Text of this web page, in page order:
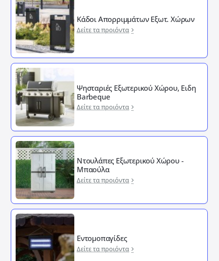
Κάδοι Απορριμμάτων Εξωτ. Χώρων
Δείτε τα προιόντα
Ψησταριές Εξωτερικού Χώρου, Ειδη
Barbeque
Δείτε τα προιόντα
Ντουλάπες Εξωτερικού Χώρου -
Μπαούλα
Δείτε τα προιόντα
Εντομοπαγίδες
Δείτε τα προιόντα